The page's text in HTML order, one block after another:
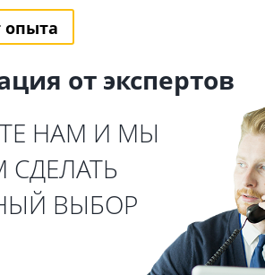
опыта
от экспертов
НАМ И МЫ
ВЫБОР